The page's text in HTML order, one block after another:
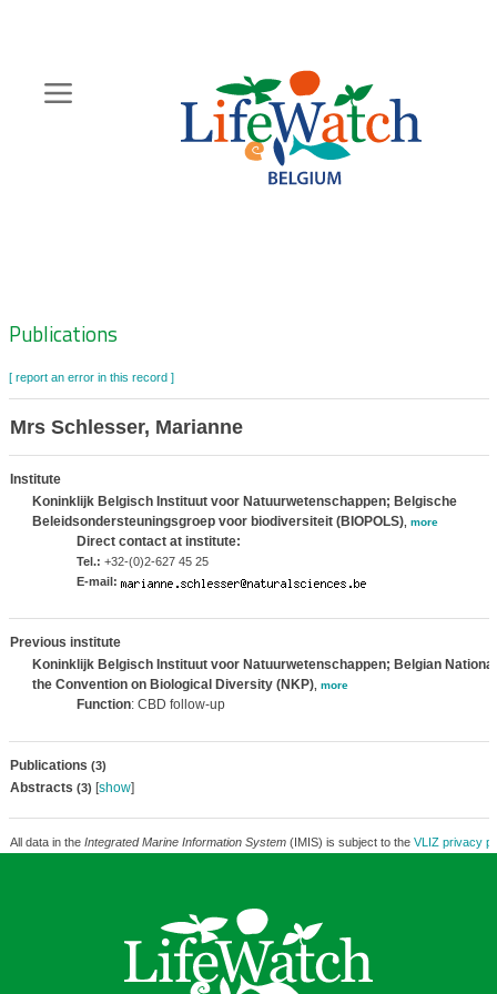
content
Zoeknavigatie
Publications
[ report an error in this record ]
Mrs Schlesser, Marianne
Institute
Koninklijk Belgisch Instituut voor Natuurwetenschappen; Belgische
Beleidsondersteuningsgroep voor biodiversiteit (BIOPOLS), more
Direct contact at institute:
Tel.: +32-(0)2-627 45 25
E-mail:
Previous institute
Koninklijk Belgisch Instituut voor Natuurwetenschappen; Belgian
the Convention on Biological Diversity (NKP), more
Function: CBD follow-up
Publications (3)
Abstracts (3) [show]
All data in the Integrated Marine Information System(IMIS) is subject to the VLIZ privacy